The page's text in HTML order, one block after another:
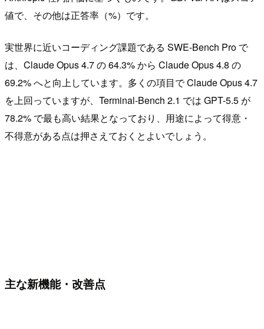
値で、その他は正答率（%）です。
実世界に近いコーディング課題である SWE-Bench Pro で
は、Claude Opus 4.7 の 64.3% から Claude Opus 4.8 の
69.2% へと向上しています。多くの項目で Claude Opus 4.7
を上回っていますが、Terminal-Bench 2.1 では GPT-5.5 が
78.2% で最も高い結果となっており、用途によって得意・
不得意がある点は押さえておくとよいでしょう。
主な新機能・改善点